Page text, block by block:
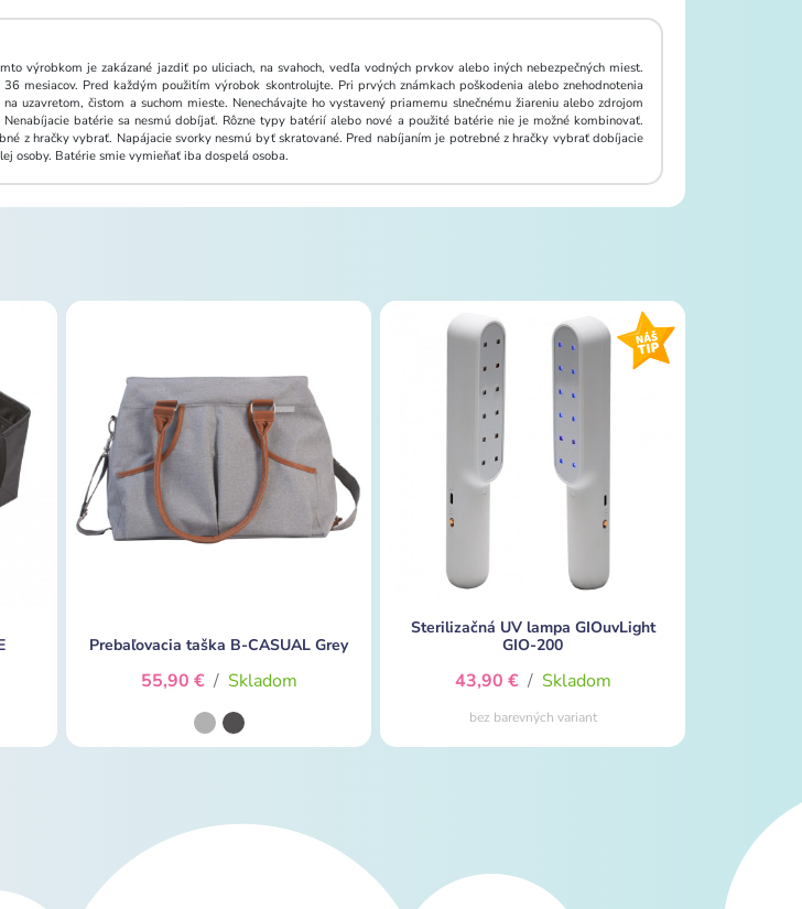
výrobkom je zakázané jazdiť po uliciach, na svahoch, vedľa vodných prvkov alebo iných nebezpečných miest.
mesiacov. Pred každým použitím výrobok skontrolujte. Pri prvých známkach poškodenia alebo znehodnotenia
uzavretom, čistom a suchom mieste. Nenechávajte ho vystavený priamemu slnečnému žiareniu alebo zdrojom
batérie sa nesmú dobíjať. Rôzne typy batérií alebo nové a použité batérie nie je možné kombinovať.
z hračky vybrať. Napájacie svorky nesmú byť skratované. Pred nabíjaním je potrebné z hračky vybrať dobíjacie
osoby. Batérie smie vymieňať iba dospelá osoba.
Prebaľovacia taška B-CASUAL Grey
55,90 € / Skladom
Sterilizačná UV lampa GIOuvLight
GIO-200
43,90 € / Skladom
bez barevných variant